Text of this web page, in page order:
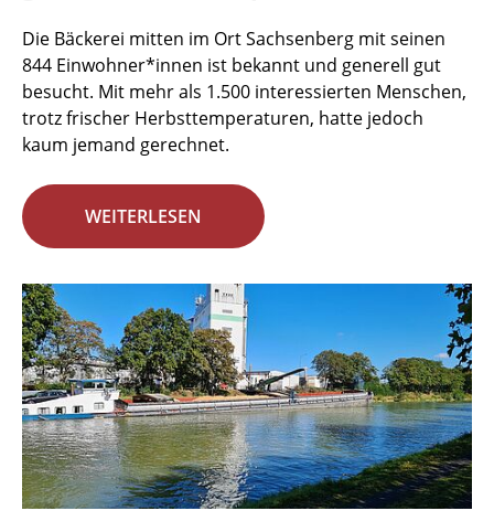
Die Bäckerei mitten im Ort Sachsenberg mit seinen
844 Einwohner*innen ist bekannt und generell gut
besucht. Mit mehr als 1.500 interessierten Menschen,
trotz frischer Herbsttemperaturen, hatte jedoch
kaum jemand gerechnet.
WEITERLESEN